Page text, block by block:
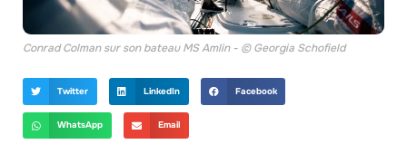
Conrad Colman sur son bateau MS Amlin - © Georgia Schofield
Twitter LinkedIn Facebook
WhatsApp Email